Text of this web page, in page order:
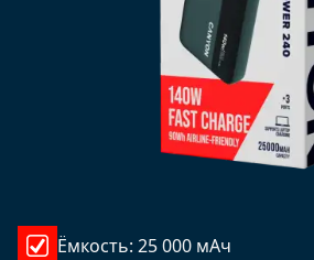
Ёмкость: 25 000 мАч